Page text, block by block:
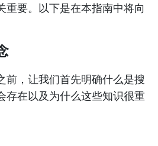
重要。以下是在本指南中将向
前，让我们首先明确什么是搜
存在以及为什么这些知识很重